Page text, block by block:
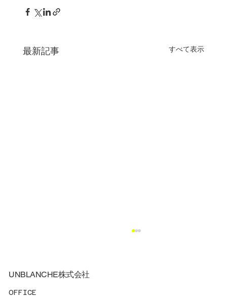
最新記事 すべて表示
UNBLANCHE株式会社
OFFICE